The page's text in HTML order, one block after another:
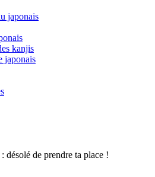
japonais
kanjis
japonais
de prendre ta place !